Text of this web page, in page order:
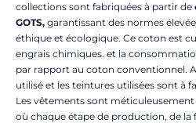
collections sont fabriquées à partir de
GOTS, garantissant des normes
éthique et écologique. Ce coton est
engrais chimiques. et la
par rapport au coton conventionnel.
utilisé et les teintures utilisées sont à
Les vêtements sont
où chaque étape de production, de la